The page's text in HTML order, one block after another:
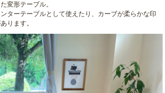
変形テーブル。
ターテーブルとして使えたり、カーブが柔らかな印
ります。